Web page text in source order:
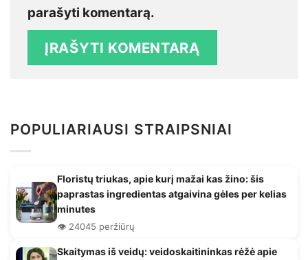
parašyti komentarą.
POPULIARIAUSI STRAIPSNIAI
Floristų triukas, apie kurį mažai kas žino: šis
paprastas ingredientas atgaivina gėles per kelias
minutes
👁️ 24045 peržiūrų
Skaitymas iš veidų: veidoskaitininkas rėžė apie